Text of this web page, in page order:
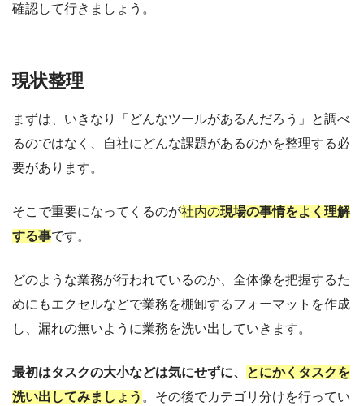
確認して行きましょう。
現状整理
まずは、いきなり「どんなツールがあるんだろう」と調べ
るのではなく、
自社にどんな課題があるのかを整理する必
要があります。
そこで重要になってくるのが社内の現場の事情をよく理解
する事です。
どのような業務が行われているのか、全体像を把握するた
めにもエクセルなどで業務を棚卸するフォーマットを作成
し、漏れの無いように業務を洗い出していきます。
最初はタスクの大小などは気にせずに、
とにかくタスクを
洗い出してみましょう 。その後でカテゴリ分けを行ってい